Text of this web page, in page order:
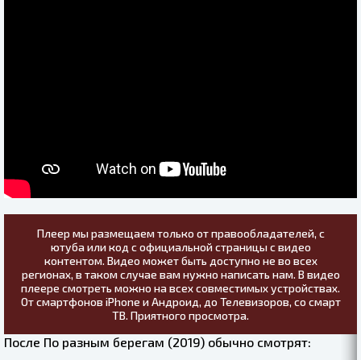
Плеер мы размещаем только от правообладателей, с
ютуба или код с официальной страницы с видео
контентом. Видео может быть доступно не во всех
регионах, в таком случае вам нужно написать нам. В видео
плеере смотреть можно на всех совместимых устройствах.
От смартфонов iPhone и Андроид, до Телевизоров, со смарт
ТВ. Приятного просмотра.
После По разным берегам (2019) обычно смотрят: